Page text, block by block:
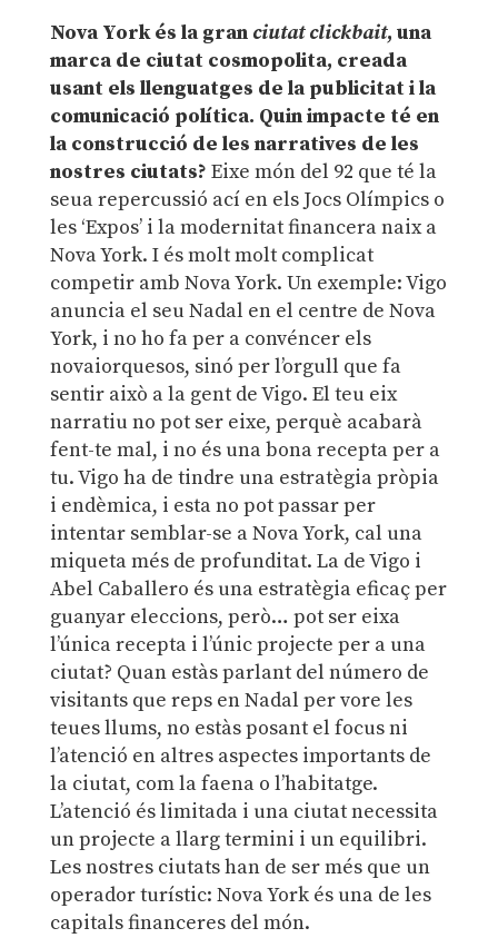
Nova York és la gran ciutat clickbait, una
marca de ciutat cosmopolita, creada
usant els llenguatges de la publicitat i la
comunicació política. Quin impacte té en
la construcció de les narratives de les
nostres ciutats? Eixe món del 92 que té la
seua repercussió ací en els Jocs Olímpics o
les ‘Expos’ i la modernitat financera naix a
Nova York. I és molt molt complicat
competir amb Nova York. Un exemple: Vigo
anuncia el seu Nadal en el centre de Nova
York, i no ho fa per a convéncer els
novaiorquesos, sinó per l’orgull que fa
sentir això a la gent de Vigo. El teu eix
narratiu no pot ser eixe, perquè acabarà
fent-te mal, i no és una bona recepta per a
tu. Vigo ha de tindre una estratègia pròpia
i endèmica, i esta no pot passar per
intentar semblar-se a Nova York, cal una
miqueta més de profunditat. La de Vigo i
Abel Caballero és una estratègia eficaç per
guanyar eleccions, però… pot ser eixa
l’única recepta i l’únic projecte per a una
ciutat? Quan estàs parlant del número de
visitants que reps en Nadal per vore les
teues llums, no estàs posant el focus ni
l’atenció en altres aspectes importants de
la ciutat, com la faena o l’habitatge.
L’atenció és limitada i una ciutat necessita
un projecte a llarg termini i un equilibri.
Les nostres ciutats han de ser més que un
operador turístic: Nova York és una de les
capitals financeres del món.